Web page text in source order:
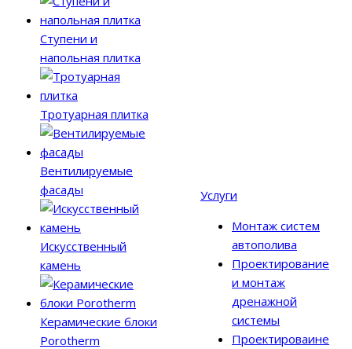
Ступени и
напольная плитка
Тротуарная плитка
Вентилируемые
фасады
Искусственный
камень
Керамические блоки
Porotherm
Услуги
Монтаж систем
автополива
Проектирование
и монтаж
дренажной
системы
Проектироваине